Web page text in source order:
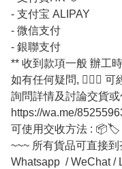
- 支付宝 ALIPAY
- 微信支付
- 銀聯支付
** 收到款項一般 辦工
如有任何疑問, 💁🏼‍♀
詢問詳情及討論交貨或
https://wa.me/
可使用交收方法 : 📦🏷
~~~ 所有貨品可直接
Whatsapp / WeChat /